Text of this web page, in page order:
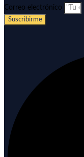
Correo electrónico
Suscribirme